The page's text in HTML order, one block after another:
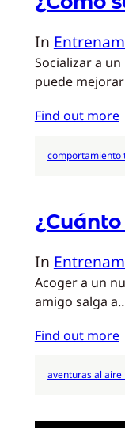
In
Socializar a
puede
Find out more
comportamiento
In
Acoger a un
amigo salga
Find out more
aventuras al aire